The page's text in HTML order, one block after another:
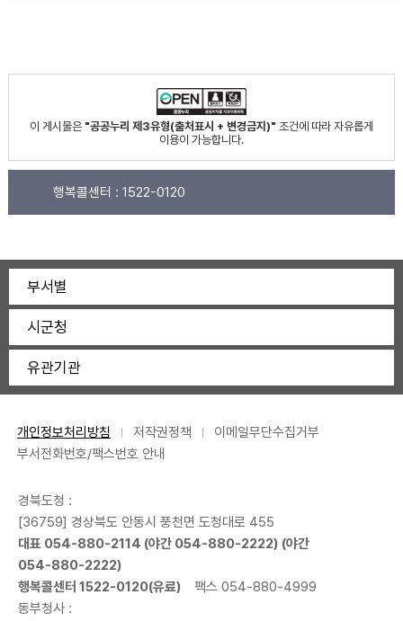
이 게시물은 "공공누리 제3유형(출처표시 + 변경금지)" 조건에 따라 자유롭게
이용이 가능합니다.
행복콜센터 : 1522-0120
부서별
시군청
유관기관
개인정보처리방침 저작권정책
이메일무단수집거부
부서전화번호/팩스번호 안내
경북도청 :
[36759] 경상북도 안동시 풍천면 도청대로 455
대표 054-880-2114 (야간 054-880-2222) (야간
054-880-2222)
행복콜센터 1522-0120(유료)
팩스 054-880-4999
동부청사 :